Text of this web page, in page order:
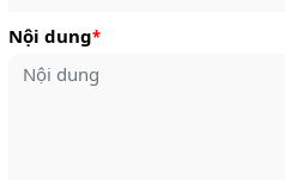
Nội dung*